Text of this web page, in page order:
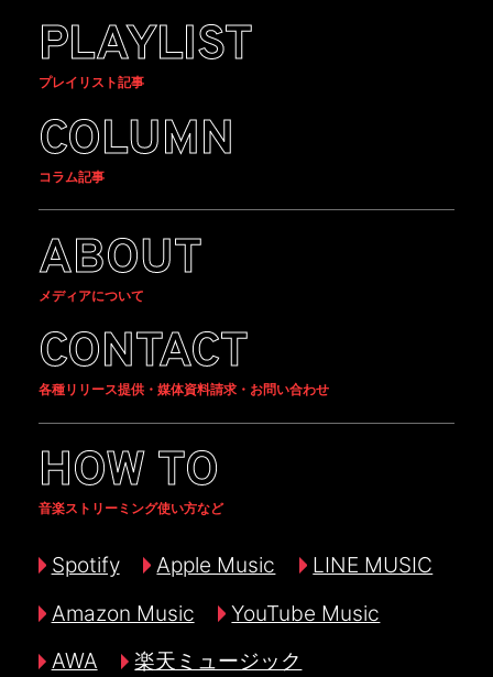
PLAYLIST
プレイリスト記事
COLUMN
コラム記事
ABOUT
メディアについて
CONTACT
各種リリース提供・媒体資料請求・お問い合わせ
HOW TO
音楽ストリーミング使い方など
Spotify Apple Music
LINE MUSIC
Amazon Music
YouTube Music
AWA
楽天ミュージック